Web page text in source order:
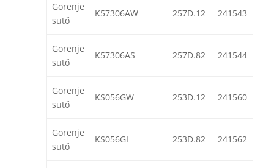
Gorenje
sütő
K57306AW 257D.12 241543
Gorenje
sütő
K57306AS 257D.82 241544
Gorenje
sütő
KS056GW 253D.12 241560
Gorenje
sütő
KS056GI 253D.82 241562